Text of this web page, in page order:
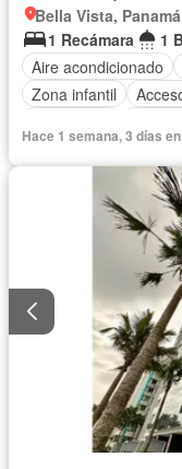
Bella Vista, Panamá
1 Recámara
1
Aire acondicionado
Zona infantil
Cocina integral
Piscina
Hace 1 semana, 3 días